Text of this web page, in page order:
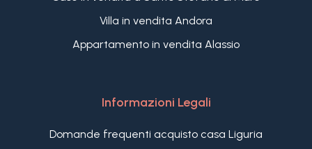
Villa in vendita Andora
Appartamento in vendita Alassio
Informazioni Legali
Domande frequenti acquisto casa Liguria